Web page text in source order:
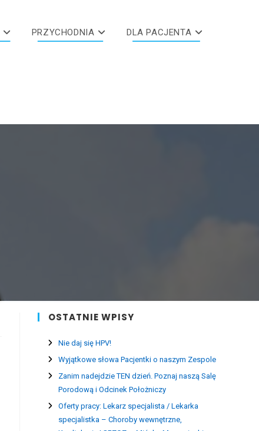
PRZYCHODNIA DLA PACJENTA
OSTATNIE WPISY
Nie daj się HPV!
Wyjątkowe słowa Pacjentki o naszym Zespole
Zanim nadejdzie TEN dzień. Poznaj naszą Salę
Porodową i Odcinek Położniczy
Oferty pracy: Lekarz specjalista / Lekarka
specjalistka – Choroby wewnętrzne,